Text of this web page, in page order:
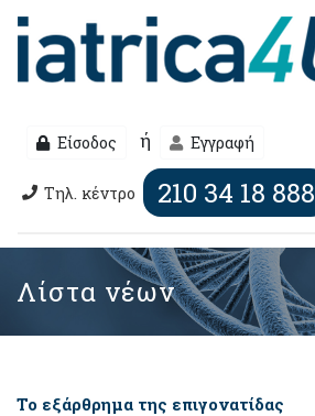
Είσοδος ή Εγγραφή
Τηλ. κέντρο 210 34 18 888
Λίστα νέων
Το εξάρθρημα της επιγονατίδας